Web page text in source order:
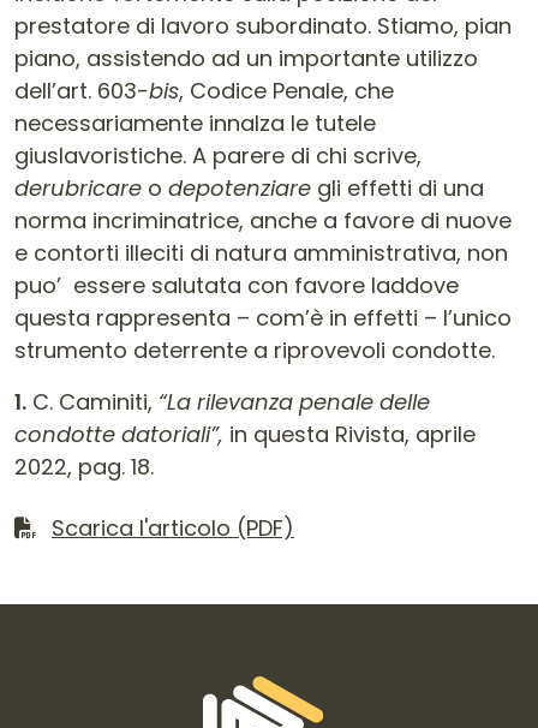
prestatore di lavoro subordinato. Stiamo, pian
piano, assistendo ad un importante utilizzo
dell’art. 603-bis, Codice Penale, che
necessariamente innalza le tutele
giuslavoristiche. A parere di chi scrive,
derubricare o depotenziare gli effetti di una
norma incriminatrice, anche a favore di nuove
e contorti illeciti di natura amministrativa, non
puo’ essere salutata con favore laddove
questa rappresenta – com’è in effetti – l’unico
strumento deterrente a riprovevoli condotte.
1. C. Caminiti, “La rilevanza penale delle
condotte datoriali”, in questa Rivista, aprile
2022, pag. 18.
Scarica il file
Scarica l'articolo (PDF)
Informazioni di contatto e link